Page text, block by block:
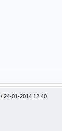
/ 24-01-2014 12:40